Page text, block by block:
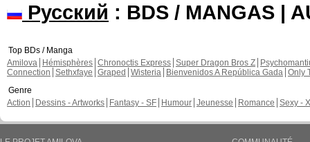
Русский : BDS / MANGAS |
Top BDs / Manga
Amilova
Hémisphères Chronoctis Express Super Dragon Bros Z
Connection Sethxfaye Graped Wisteria Bienvenidos A República Gada Only
Genre
Action
Dessins - Artworks Fantasy - SF Humour Jeunesse Romance Sexy -